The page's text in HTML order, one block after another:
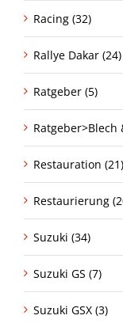
Racing (32)
Rallye Dakar (24)
Ratgeber (5)
Ratgeber>Blech
Restauration (21)
Restaurierung
Suzuki (34)
Suzuki GS (7)
Suzuki GSX (3)